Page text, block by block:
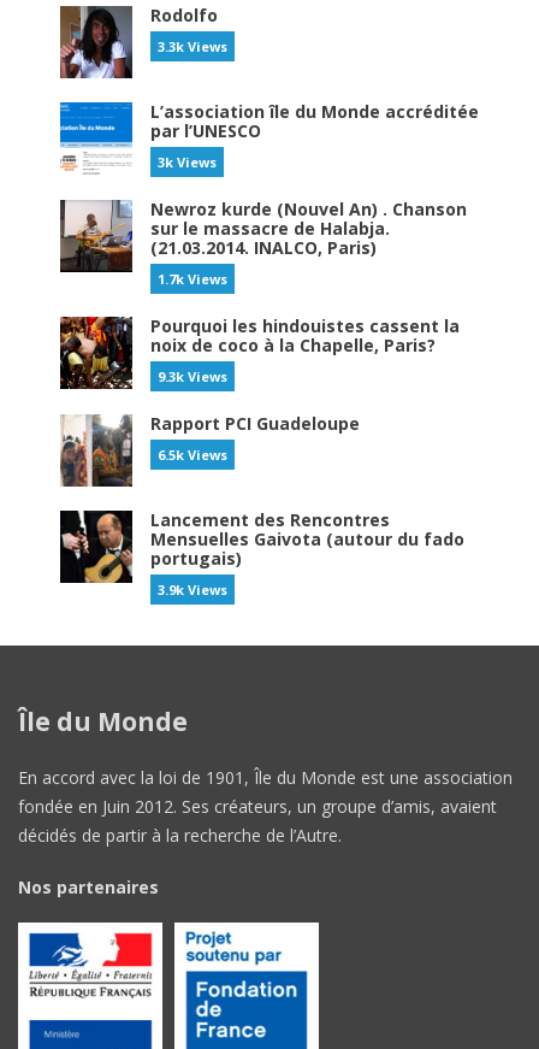
Rodolfo
3.3k Views
L’association île du Monde accréditée
par l’UNESCO
3k Views
Newroz kurde (Nouvel An) . Chanson
sur le massacre de Halabja.
(21.03.2014. INALCO, Paris)
1.7k Views
Pourquoi les hindouistes cassent la
noix de coco à la Chapelle, Paris?
9.3k Views
Rapport PCI Guadeloupe
6.5k Views
Lancement des Rencontres
Mensuelles Gaivota (autour du fado
portugais)
3.9k Views
Île du Monde
En accord avec la loi de 1901, Île du Monde est une association
fondée en Juin 2012. Ses créateurs, un groupe d’amis, avaient
décidés de partir à la recherche de l’Autre.
Nos partenaires